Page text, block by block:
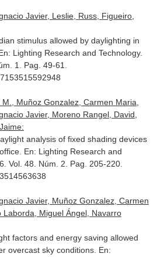
Javier, Leslie, Russ, Figueiro,
stimulus allowed by daylighting in
Lighting Research and Technology.
1. Pag. 49-61.
Muñoz Gonzalez, Carmen Maria,
Javier, Moreno Rangel, David,
analysis of fixed shading devices
En: Lighting Research and
Vol. 48. Núm. 2. Pag. 205-220.
Javier, Muñoz Gonzalez, Carmen
Laborda, Miguel Ángel, Navarro
factors and energy saving allowed
overcast sky conditions. En: